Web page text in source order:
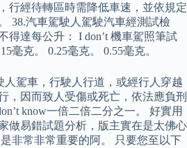
行經待轉區時需降低車速，並依規定
38.汽車駕駛人駕駛汽車經測試檢
得達每公升： I don’t 機車駕照筆試
毫克。 0.25毫克。 0.55毫克。
人駕車，行駛人行道，或經行人穿越
，因而致人受傷或死亡，依法應負刑
know一倍二倍二分之一。 好實用
做易錯試題分析，版主實在是太佛心
非常非常重要的阿。 只要您至以下